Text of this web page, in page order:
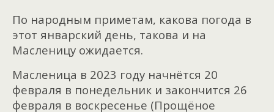
По народным приметам, какова погода в
этот январский день, такова и на
Масленицу ожидается.
Масленица в 2023 году начнётся 20
февраля в понедельник и закончится 26
февраля в воскресенье (Прощёное